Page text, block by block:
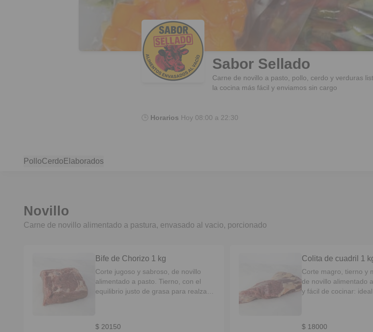
Sabor Sellado
Carne de novillo a pasto, pollo, cerdo y verduras
la cocina más fácil y enviamos sin cargo
🕒 Horarios Hoy 08:00 a 22:30
PolloCerdo Elaborados
Novillo
Carne de novillo alimentado a pastura, envasado al vacio, porcionado
Bife de Chorizo 1 kg
Corte jugoso y sabroso, de novillo
alimentado a pasto. Tierno, con el
equilibrio justo de grasa para realzar
$ 20150
Colita de cuadril 1
Corte magro, tierno y
de novillo alimentado
y fácil de cocinar:
$ 18000